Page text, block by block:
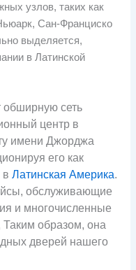
узлов, таких как
Сан-Франциско
выделяется,
в Латинской
обширную сеть
центр в
имени Джорджа
его как
вЛатинская Америка.
обслуживающие
и многочисленные
Таким образом, она
дверей нашего